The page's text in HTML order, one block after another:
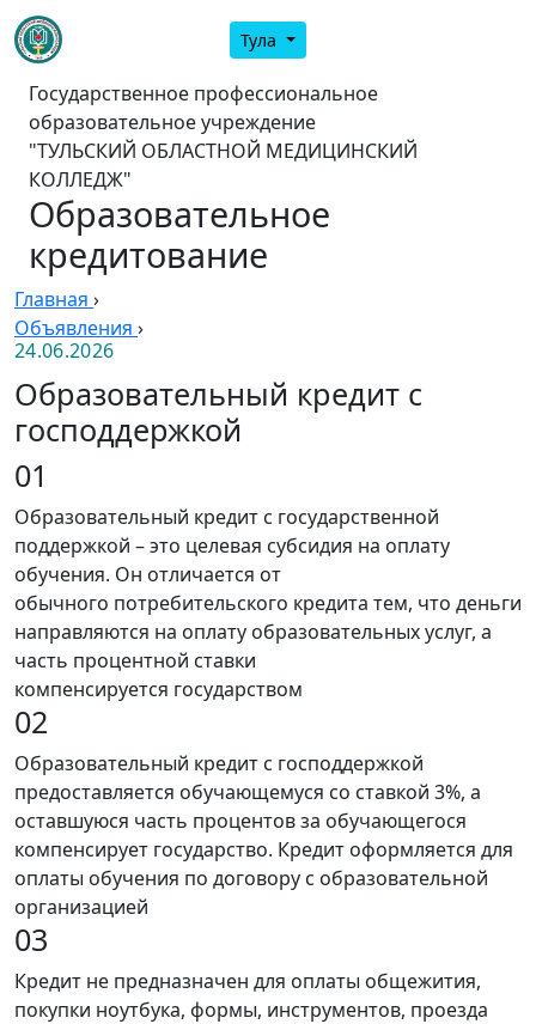
Тула
Государственное профессиональное
образовательное учреждение
"ТУЛЬСКИЙ ОБЛАСТНОЙ МЕДИЦИНСКИЙ
КОЛЛЕДЖ"
Образовательное
кредитование
Главная ›
Объявления ›
24.06.2026
Образовательный кредит с
господдержкой
01
Образовательный кредит с государственной
поддержкой – это целевая субсидия на оплату
обучения. Он отличается от
обычного потребительского кредита тем, что деньги
направляются на оплату образовательных услуг, а
часть процентной ставки
компенсируется государством
02
Образовательный кредит с господдержкой
предоставляется обучающемуся со ставкой 3%, а
оставшуюся часть процентов за обучающегося
компенсирует государство. Кредит оформляется для
оплаты обучения по договору с образовательной
организацией
03
Кредит не предназначен для оплаты общежития,
покупки ноутбука, формы, инструментов, проезда